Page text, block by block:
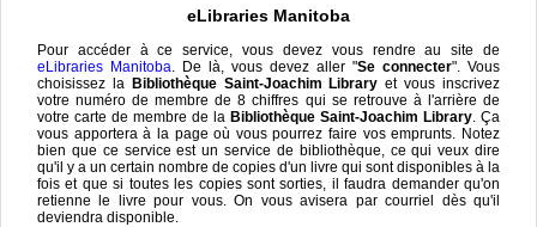
eLibraries Manitoba
Pour accéder à ce service, vous devez vous rendre au site de
eLibraries Manitoba . De là, vous devez aller "Se connecter". Vous
choisissez la Bibliothèque Saint-Joachim Library et vous inscrivez
votre numéro de membre de 8 chiffres qui se retrouve à l'arrière de
votre carte de membre de la Bibliothèque Saint-Joachim Library . Ça
vous apportera à la page où vous pourrez faire vos emprunts. Notez
bien que ce service est un service de bibliothèque, ce qui veux dire
qu'il y a un certain nombre de copies d'un livre qui sont disponibles à la
fois et que si toutes les copies sont sorties, il faudra demander qu'on
retienne le livre pour vous. On vous avisera par courriel dès qu'il
deviendra disponible.